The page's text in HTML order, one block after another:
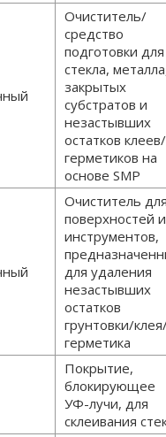
Очиститель/
средство
подготовки для
стекла,
закрытых
субстратов и
незастывших
остатков клеев/
герметиков на
основе SMP
Очиститель
поверхностей и
инструментов,
для удаления
незастывших
остатков
грунтовки/
герметика
Покрытие,
блокирующее
УФ-лучи, для
склеивания